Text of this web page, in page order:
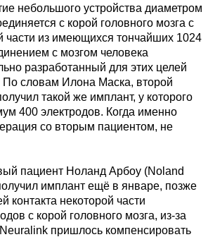
небольшого устройства диаметром
с корой головного мозга с
части из имеющихся тончайших 1024
с мозгом человека
разработанный для этих целей
По словам Илона Маска, второй
такой же имплант, у которого
400 электродов. Когда именно
со вторым пациентом, не
пациент Ноланд Арбоу (Noland
имплант ещё в январе, позже
контакта некоторой части
с корой головного мозга, из-за
пришлось компенсировать